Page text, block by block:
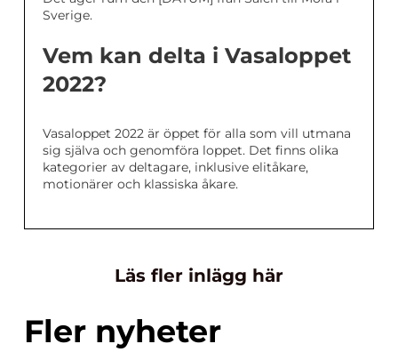
Sverige.
Vem kan delta i Vasaloppet
2022?
Vasaloppet 2022 är öppet för alla som vill utmana
sig själva och genomföra loppet. Det finns olika
kategorier av deltagare, inklusive elitåkare,
motionärer och klassiska åkare.
Läs fler inlägg här
Fler nyheter